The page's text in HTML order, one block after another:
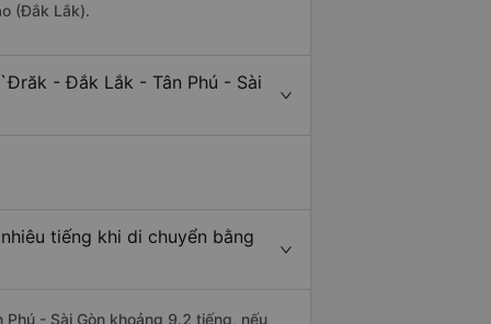
(Đắk Lắk).
- Đắk Lắk - Tân Phú - Sài
tiếng khi di chuyển bằng
- Sài Gòn khoảng 9.2 tiếng, nếu